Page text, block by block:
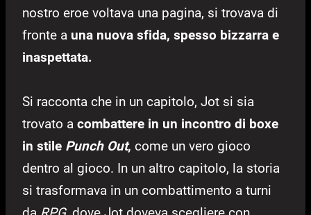
nostro eroe voltava una pagina, si trovava di
fronte a una nuova sfida, spesso bizzarra e
inaspettata.
Si racconta che in un capitolo, Jot si sia
trovato a combattere in un incontro di boxe
in stile Punch Out, come un vero gioco
dentro al gioco. In un altro capitolo, la storia
si trasformava in un combattimento a turni